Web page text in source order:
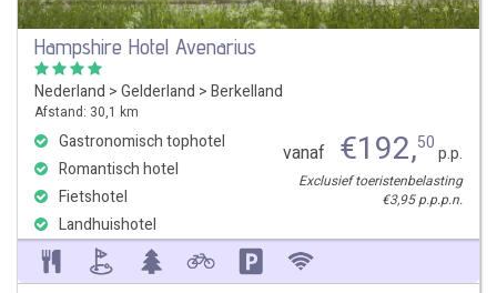
Hampshire Hotel Avenarius
Nederland >Gelderland >Berkelland
Afstand: 30,1 km
Gastronomisch tophotel
Romantisch hotel
Fietshotel
Landhuishotel
vanaf €192,50p.p.
Exclusief toeristenbelasting
€3,95 p.p.p.n.